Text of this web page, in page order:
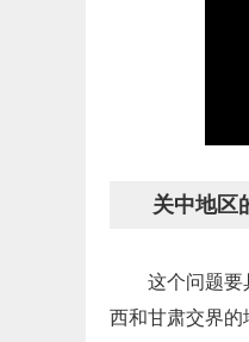
关中地区
这个问题要
西和甘肃交界